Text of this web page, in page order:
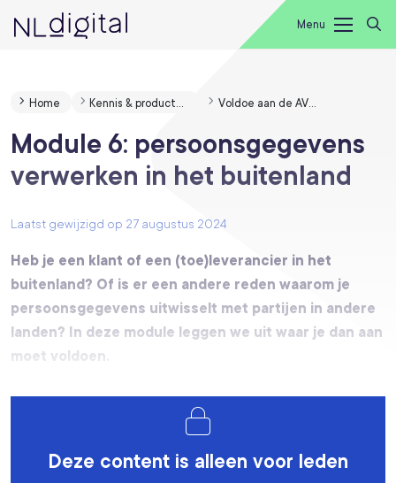
Menu
Home Voldoe aan de AVG met onze Privacy Academy
Module 6: persoonsgegevens
verwerken in het buitenland
Laatst gewijzigd op 27 augustus 2024
Heb je een klant of een (toe)leverancier in het
buitenland? Of is er een andere reden waarom je
persoonsgegevens uitwisselt met partijen in andere
landen? In deze module leggen we uit waar je dan aan
moet voldoen.
Deze content is alleen voor leden